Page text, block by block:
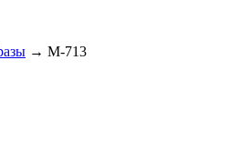
→ M-713